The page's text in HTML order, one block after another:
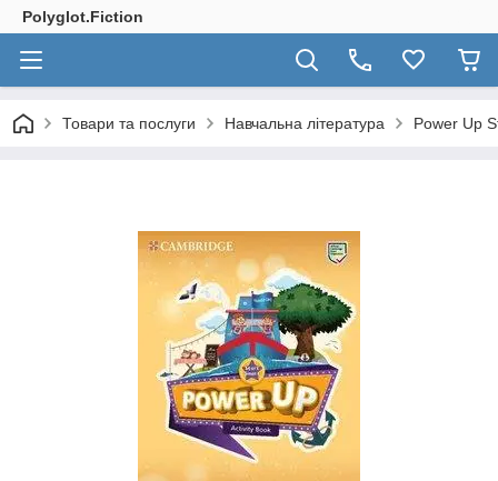
Polyglot.Fiction
Товари та послуги Навчальна література Power Up